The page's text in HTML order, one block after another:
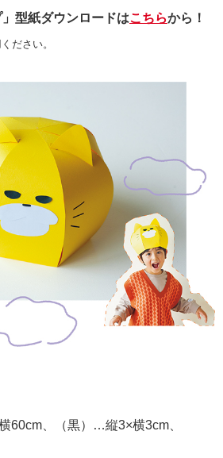
型紙ダウンロードはこちらから！
ださい。
60cm、（黒）…縦3×横3cm、